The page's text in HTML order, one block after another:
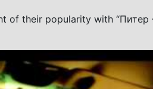
of their popularity with